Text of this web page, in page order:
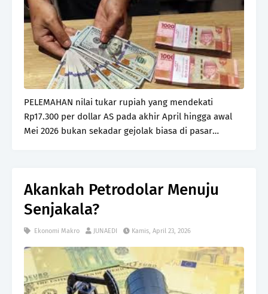
PELEMAHAN nilai tukar rupiah yang mendekati
Rp17.300 per dollar AS pada akhir April hingga awal
Mei 2026 bukan sekadar gejolak biasa di pasar
Akankah Petrodolar Menuju
Senjakala?
Ekonomi Makro JUNAEDI Kamis, April 23, 2026